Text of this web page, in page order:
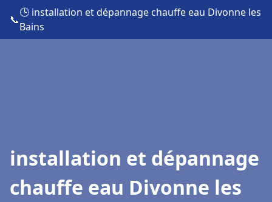
📞
🕒 installation et dépannage chauffe eau Divonne les
Bains
installation et dépannage
chauffe eau Divonne les